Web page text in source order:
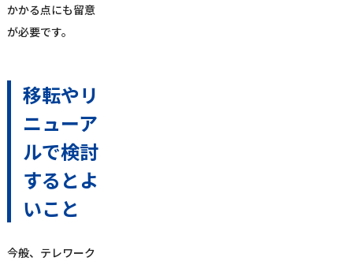
かかる点にも留意
が必要です。
移転やリ
ニューア
ルで検討
するとよ
いこと
今般、テレワーク